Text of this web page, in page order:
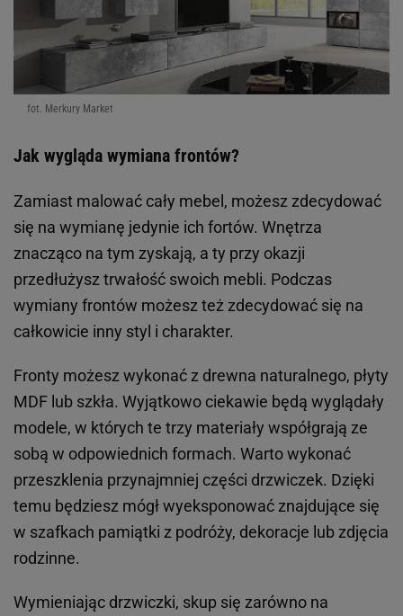
fot. Merkury Market
Jak wygląda wymiana frontów?
Zamiast malować cały mebel, możesz zdecydować
się na wymianę jedynie ich fortów. Wnętrza
znacząco na tym zyskają, a ty przy okazji
przedłużysz trwałość swoich mebli. Podczas
wymiany frontów możesz też zdecydować się na
całkowicie inny styl i charakter.
Fronty możesz wykonać z drewna naturalnego, płyty
MDF lub szkła. Wyjątkowo ciekawie będą wyglądały
modele, w których te trzy materiały współgrają ze
sobą w odpowiednich formach. Warto wykonać
przeszklenia przynajmniej części drzwiczek. Dzięki
temu będziesz mógł wyeksponować znajdujące się
w szafkach pamiątki z podróży, dekoracje lub zdjęcia
rodzinne.
Wymieniając drzwiczki, skup się zarówno na